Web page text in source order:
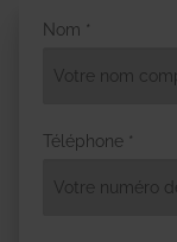
Nom *
Téléphone *